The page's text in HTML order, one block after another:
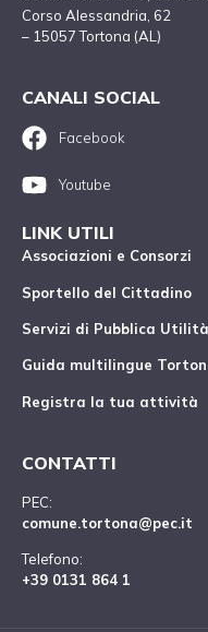
Corso Alessandria, 62
– 15057 Tortona (AL)
CANALI SOCIAL
Facebook
Youtube
LINK UTILI
Associazioni e Consorzi
Sportello del Cittadino
Servizi di Pubblica Utilità
Guida multilingue
Registra la tua attività
CONTATTI
PEC:
comune.tortona@pec.it
Telefono:
+39 0131 864 1